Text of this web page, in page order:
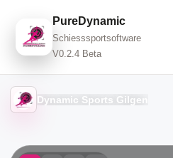
PureDynamic
Schiesssportsoftware
V0.2.4 Beta
Dynamic Sports Gilgen